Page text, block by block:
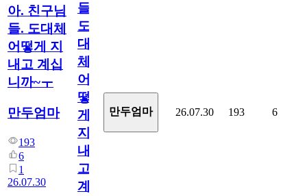
아. 친구님
들. 도대체
어떻게 지
내고 계십
니까~ㅜ
만두엄마
193
6
1
26.07.30
들.
도
대
체
어
떻
게
지
내
고
계
만두엄마 26.07.30 193 6